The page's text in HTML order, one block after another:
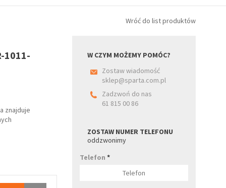
Wróć do list produktów
1011-
znajduje
W CZYM MOŻEMY POMÓC?
Zostaw wiadomość
sklep@sparta.com.pl
Zadzwoń do nas
61 815 00 86
ZOSTAW NUMER TELEFONU
oddzwonimy
Telefon*